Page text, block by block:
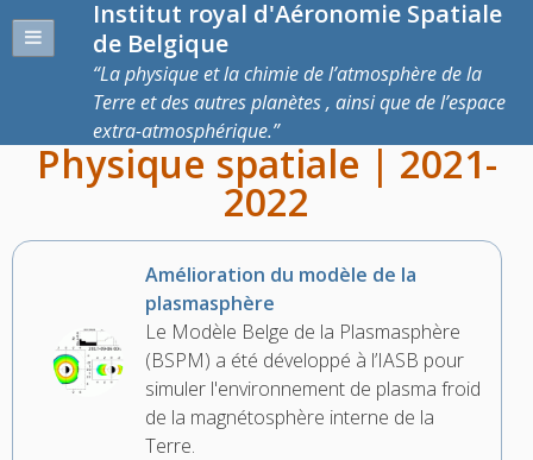
Institut royal d'Aéronomie Spatiale
de Belgique
La physique et la chimie de l’atmosphère de la
Terre et des autres planètes , ainsi que de l’espace
extra-atmosphérique.
Physique spatiale | 2021-
2022
Amélioration du modèle de la
plasmasphère
Le Modèle Belge de la Plasmasphère
(BSPM) a été développé à l’IASB pour
simuler l'environnement de plasma froid
de la magnétosphère interne de la
Terre.